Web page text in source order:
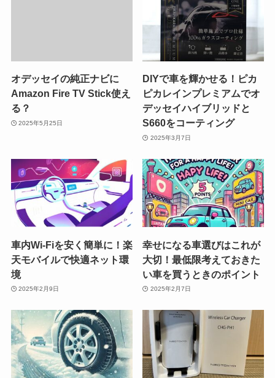
オデッセイの純正ナビに
Amazon Fire TV Stick使え
る？
2025年5月25日
DIYで車を輝かせる！ピカ
ピカレインプレミアムでオ
デッセイハイブリッドと
S660をコーティング
2025年3月7日
車内Wi-Fiを安く簡単に！楽
天モバイルで快適ネット環
境
2025年2月9日
幸せになる車選びはこれが
大切！最低限考えておきた
い車を買うときのポイント
2025年2月7日